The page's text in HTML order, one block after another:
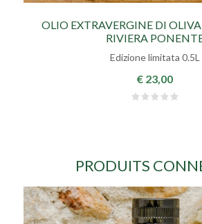
OLIO EXTRAVERGINE DI
RIVIERA
Edizione limitata 0.5L
€ 23,00
PRODUITS